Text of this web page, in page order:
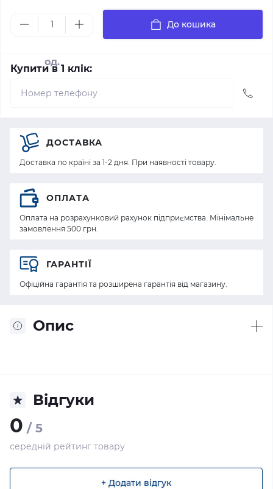
од.
До кошика
Купити в 1 клік:
Опис
Відгуки
0 / 5
середній рейтинг товару
+ Додати відгук
ДОСТАВКА
Доставка по країні за 1-2 дня. При наявності товару.
ОПЛАТА
Оплата на розрахунковий рахунок підприємства. Мінімальне
замовлення 500 грн.
ГАРАНТІЇ
Офіційна гарантія та розширена гарантія від магазину.